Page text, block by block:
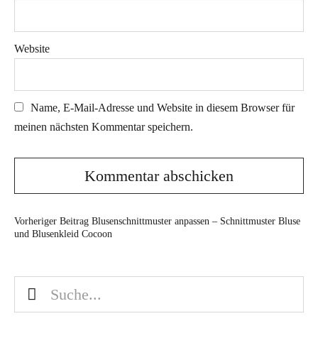
Website
Name, E-Mail-Adresse und Website in diesem Browser für
meinen nächsten Kommentar speichern.
Vorheriger Beitrag Blusenschnittmuster anpassen – Schnittmuster Bluse
und Blusenkleid Cocoon